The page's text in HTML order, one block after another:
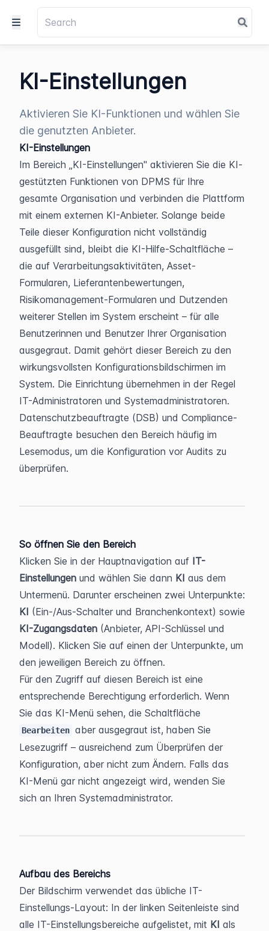
KI-Einstellungen
Aktivieren Sie KI-Funktionen und wählen Sie
die genutzten Anbieter.
KI-Einstellungen
Im Bereich „KI-Einstellungen" aktivieren Sie die KI-
gestützten Funktionen von DPMS für Ihre
gesamte Organisation und verbinden die Plattform
mit einem externen KI-Anbieter. Solange beide
Teile dieser Konfiguration nicht vollständig
ausgefüllt sind, bleibt die KI-Hilfe-Schaltfläche –
die auf Verarbeitungsaktivitäten, Asset-
Formularen, Lieferantenbewertungen,
Risikomanagement-Formularen und Dutzenden
weiterer Stellen im System erscheint – für alle
Benutzerinnen und Benutzer Ihrer Organisation
ausgegraut. Damit gehört dieser Bereich zu den
wirkungsvollsten Konfigurationsbildschirmen im
System. Die Einrichtung übernehmen in der Regel
IT-Administratoren und Systemadministratoren.
Datenschutzbeauftragte (DSB) und Compliance-
Beauftragte besuchen den Bereich häufig im
Lesemodus, um die Konfiguration vor Audits zu
überprüfen.
So öffnen Sie den Bereich
Klicken Sie in der Hauptnavigation auf IT-
Einstellungen und wählen Sie dann KI aus dem
KI
KI-Zugangsdaten (Anbieter, API-Schlüssel und
Modell). Klicken Sie auf einen der Unterpunkte, um
den jeweiligen Bereich zu öffnen.
Für den Zugriff auf diesen Bereich ist eine
entsprechende Berechtigung erforderlich. Wenn
Bearbeiten aber ausgegraut ist, haben Sie
Lesezugriff – ausreichend zum Überprüfen der
Konfiguration, aber nicht zum Ändern. Falls das
KI-Menü gar nicht angezeigt wird, wenden Sie
sich an Ihren Systemadministrator.
Aufbau des Bereichs
Der Bildschirm verwendet das übliche IT-
Einstellungs-Layout: In der linken Seitenleiste sind
alle IT-Einstellungsbereiche aufgelistet, mit KI als